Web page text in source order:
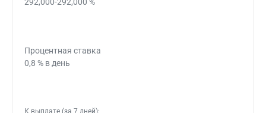
Процентная ставка
0,8 % в день
К выплате (за 7 дней):